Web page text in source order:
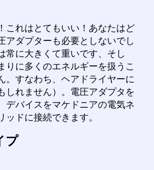
これはとてもいい！あなたはど
アダプターも必要としないでし
常に大きくて重いです、そし
りに多くのエネルギーを扱うこ
。すなわち、ヘアドライヤーに
しれません）。電圧アダプタを
デバイスをマケドニアの電気ネ
ッドに接続できます。
プ